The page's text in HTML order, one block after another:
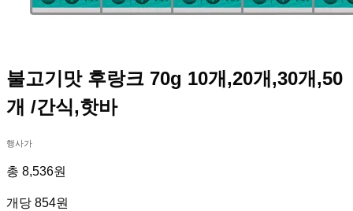
불고기맛 후랑크 70g 10개,20개,30개,50
개 /간식,핫바
행사가
총 8,536원
개당 854원